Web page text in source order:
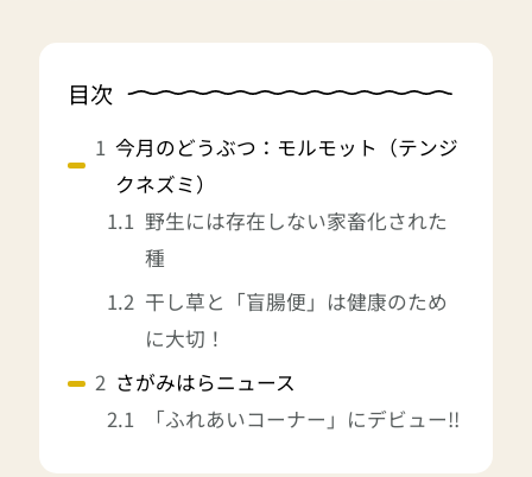
目次
今月のどうぶつ：モルモット（テンジ
クネズミ）
野生には存在しない家畜化された
種
干し草と「盲腸便」は健康のため
に大切！
さがみはらニュース
「ふれあいコーナー」にデビュー!!